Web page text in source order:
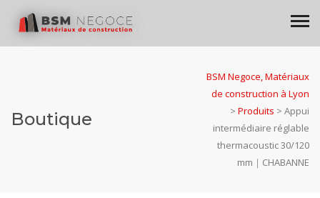
Boutique
BSM Negoce, Matériaux
de construction à Lyon
> Produits > Appui
intermédiaire réglable
thermacoustic 30/120
mm｜CHABANNE